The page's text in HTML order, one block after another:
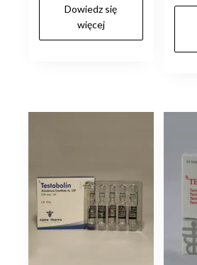
wynosiła:
zł140.00.
Dowiedz się
więcej